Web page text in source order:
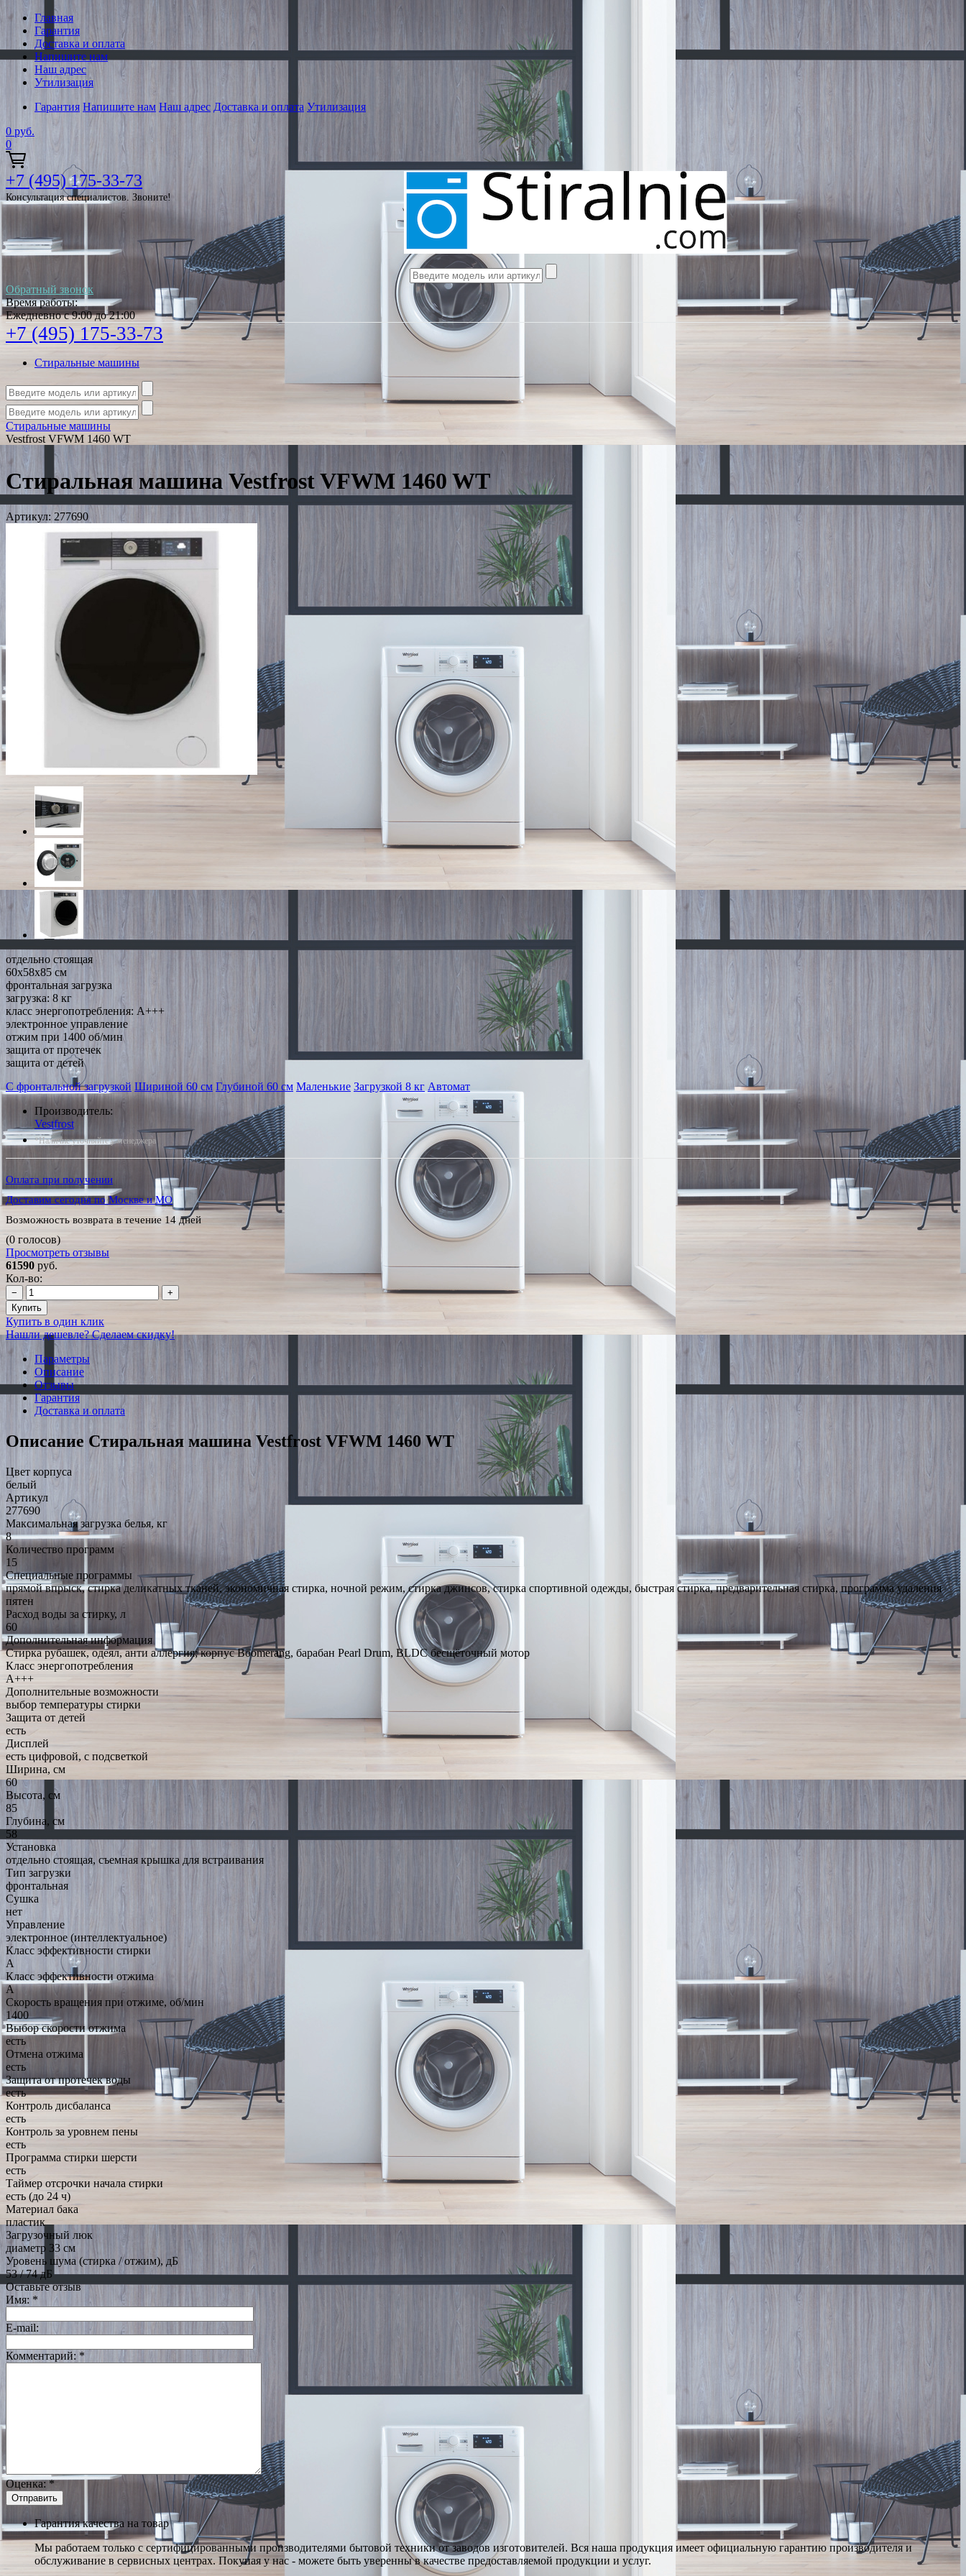
Главная
Гарантия
Доставка и оплата
Напишите нам
Наш адрес
Утилизация
Гарантия Напишите нам Наш адрес Доставка и оплата Утилизация
0 руб.
0
+7 (495) 175-33-73
Консультация специалистов. Звоните!
Обратный звонок
Время работы:
Ежедневно с 9:00 до 21:00
+7 (495) 175-33-73
Стиральные машины
Стиральные машины
Vestfrost VFWM 1460 WT
Стиральная машина Vestfrost VFWM 1460 WT
Артикул: 277690
отдельно стоящая
60x58x85 см
фронтальная загрузка
загрузка: 8 кг
класс энергопотребления: A+++
электронное управление
отжим при 1400 об/мин
защита от протечек
защита от детей
С фронтальной загрузкой Шириной 60 см Глубиной 60 см Маленькие Загрузкой 8 кг Автомат
Производитель:
Vestfrost
*Наличие уточняйте у менеджера
Оплата при получении
Доставим сегодня по Москве и МО
Возможность возврата в течение 14 дней
(0 голосов)
Просмотреть отзывы
61590 руб.
Кол-во:
−
+
Купить
Купить в один клик
Нашли дешевле? Сделаем скидку!
Параметры
Описание
Отзывы
Гарантия
Доставка и оплата
Описание Стиральная машина Vestfrost VFWM 1460 WT
Цвет корпуса
белый
Артикул
277690
Максимальная загрузка белья, кг
8
Количество программ
15
Специальные программы
прямой впрыск, стирка деликатных тканей, экономичная стирка, ночной режим, стирка джинсов, стирка спортивной одежды, быстрая стирка, предварительная стирка, программа удаления
пятен
Расход воды за стирку, л
60
Дополнительная информация
Стирка рубашек, одеял, анти аллергия; корпус Boomerang, барабан Pearl Drum, BLDC бесщёточный мотор
Класс энергопотребления
A+++
Дополнительные возможности
выбор температуры стирки
Защита от детей
есть
Дисплей
есть цифровой, с подсветкой
Ширина, см
60
Высота, см
85
Глубина, см
58
Установка
отдельно стоящая, съемная крышка для встраивания
Тип загрузки
фронтальная
Сушка
нет
Управление
электронное (интеллектуальное)
Класс эффективности стирки
A
Класс эффективности отжима
A
Скорость вращения при отжиме, об/мин
1400
Выбор скорости отжима
есть
Отмена отжима
есть
Защита от протечек воды
есть
Контроль дисбаланса
есть
Контроль за уровнем пены
есть
Программа стирки шерсти
есть
Таймер отсрочки начала стирки
есть (до 24 ч)
Материал бака
пластик
Загрузочный люк
диаметр 33 см
Уровень шума (стирка / отжим), дБ
53 / 74 дБ
Оставьте отзыв
Имя: *
E-mail:
Комментарий: *
Оценка:*
Гарантия качества на товар
Мы работаем только с сертифицированными производителями бытовой техники от заводов изготовителей. Вся наша продукция имеет официальную гарантию производителя и
обслуживание в сервисных центрах. Покупая у нас - можете быть уверенны в качестве предоставляемой продукции и услуг.